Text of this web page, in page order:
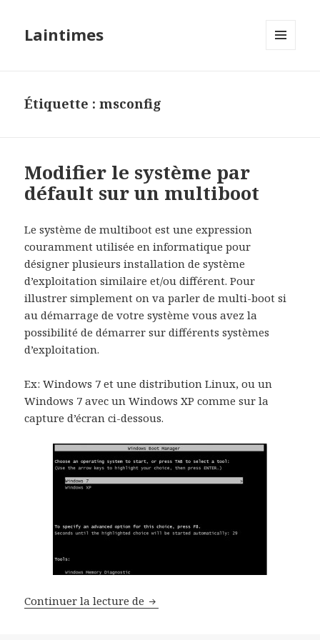
Laintimes
Étiquette :msconfig
Modifier le système par
défault sur un multiboot
Le système de multiboot est une expression
couramment utilisée en informatique pour
désigner plusieurs installation de système
d’exploitation similaire et/ou différent. Pour
illustrer simplement on va parler de multi-boot si
au démarrage de votre système vous avez la
possibilité de démarrer sur différents systèmes
d’exploitation.
Ex: Windows 7 et une distribution Linux, ou un
Windows 7 avec un Windows XP comme sur la
capture d’écran ci-dessous.
Continuer la lecture de Modifier le système par défault